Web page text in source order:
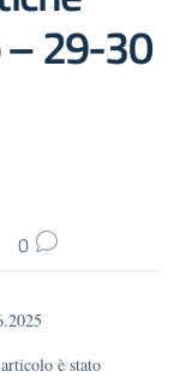
29-30
0
è stato